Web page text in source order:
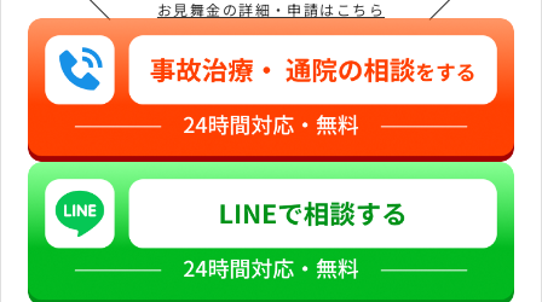
お見舞金の詳細・申請はこちら